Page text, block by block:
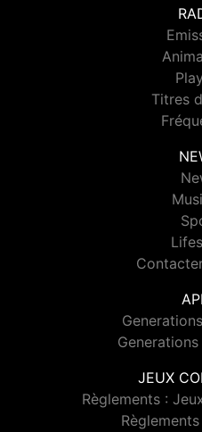
Titres
JEUX
Règlements :